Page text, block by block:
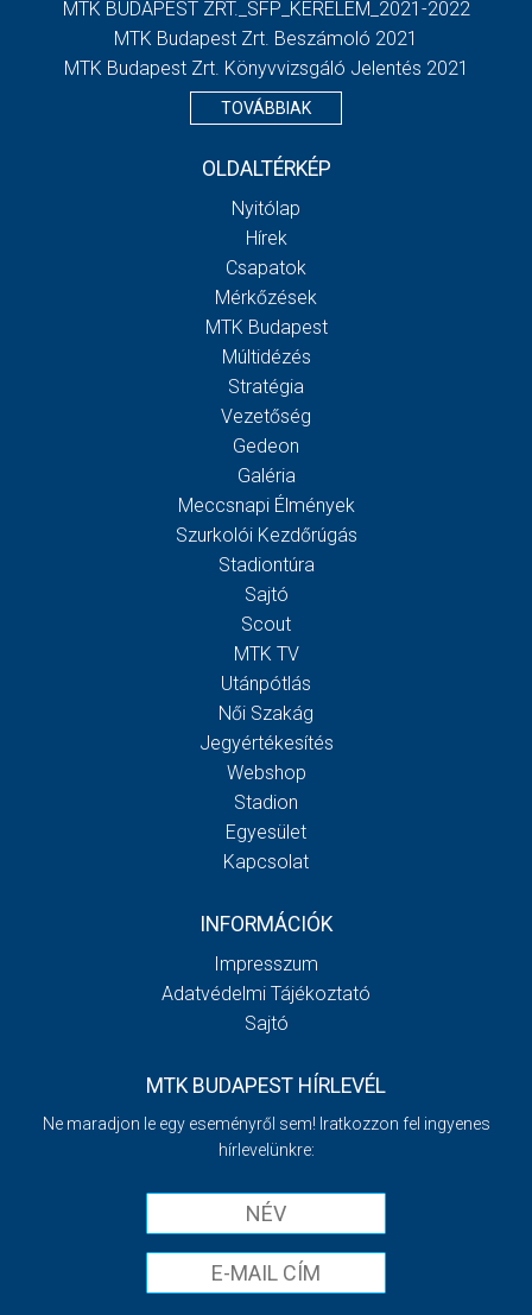
MTK BUDAPEST ZRT._SFP_KERELEM_2021-2022
MTK Budapest Zrt. Beszámoló 2021
MTK Budapest Zrt. Könyvvizsgáló Jelentés 2021
TOVÁBBIAK
OLDALTÉRKÉP
Nyitólap
Hírek
Csapatok
Mérkőzések
MTK Budapest
Múltidézés
Stratégia
Vezetőség
Gedeon
Galéria
Meccsnapi Élmények
Szurkolói Kezdőrúgás
Stadiontúra
Sajtó
Scout
MTK TV
Utánpótlás
Női Szakág
Jegyértékesítés
Webshop
Stadion
Egyesület
Kapcsolat
INFORMÁCIÓK
Impresszum
Adatvédelmi Tájékoztató
Sajtó
MTK BUDAPEST HÍRLEVÉL
Ne maradjon le egy eseményről sem! Iratkozzon fel ingyenes
hírlevelünkre: